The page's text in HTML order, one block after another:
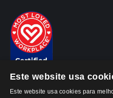
Este website usa
Este website usa cookies para